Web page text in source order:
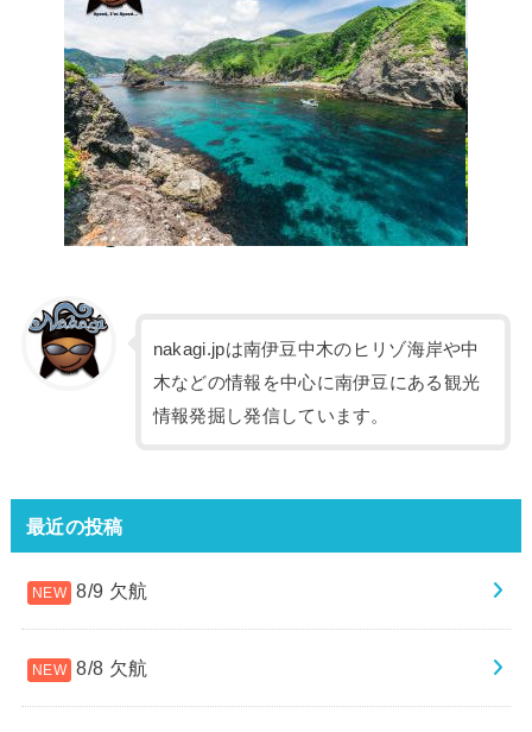
nakagi.jpは南伊豆中木のヒリゾ海岸や中
木などの情報を中心に南伊豆にある観光
情報発掘し発信しています。
最近の投稿
8/9 欠航
8/8 欠航